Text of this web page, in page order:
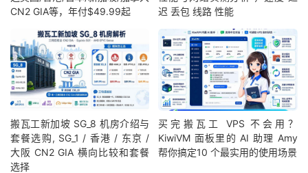
CN2 GIA等，年付$49.99起
迟 丢包 线路 性能
搬瓦工新加坡 SG_8 机房介绍与
套餐选购, SG_1 / 香港 / 东京 /
大阪 CN2 GIA 横向比较和套餐
选择
买完搬瓦工 VPS 不会用？
KiwiVM 面板里的 AI 助理 Amy
帮你搞定10 个最实用的使用场景